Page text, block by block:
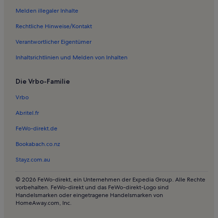
Ferienwohnungen in Chirche
Ferienwohnungen in Alcalá
Ferienwohnungen in La Tierra del Trigo
Ferienwohnungen in Ruigómez
Ferienwohnungen in Teno
Ferienwohnungen in Tamaimo
Ferienwohnungen in La Arena
Ferienwohnungen in Strand von Masca
Ferienwohnungen in Playa de Barranco Seco
Ferienwohnungen in Santiago del Teide
Ferienwohnungen in Ozean Entdecker
Ferienwohnungen in Teno Alto
Ferienwohnungen in Playa San Juan
Melden illegaler Inhalte
Rechtliche Hinweise/Kontakt
Verantwortlicher Eigentümer
Inhaltsrichtlinien und Melden von Inhalten
Die Vrbo-Familie
Vrbo
Abritel.fr
FeWo-direkt.de
Bookabach.co.nz
Stayz.com.au
© 2026 FeWo-direkt, ein Unternehmen der Expedia Group. Alle Rechte
vorbehalten. FeWo-direkt und das FeWo-direkt-Logo sind
Handelsmarken oder eingetragene Handelsmarken von
HomeAway.com, Inc.